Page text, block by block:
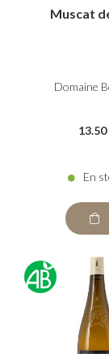
Muscat
Domaine
13.50
En